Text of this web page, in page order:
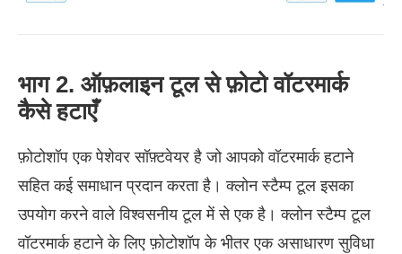
भाग 2. ऑफ़लाइन टूल से फ़ोटो वॉटरमार्क
कैसे हटाएँ
फ़ोटोशॉप एक पेशेवर सॉफ़्टवेयर है जो आपको वॉटरमार्क हटाने
सहित कई समाधान प्रदान करता है। क्लोन स्टैम्प टूल इसका
उपयोग करने वाले विश्वसनीय टूल में से एक है। क्लोन स्टैम्प टूल
वॉटरमार्क हटाने के लिए फ़ोटोशॉप के भीतर एक असाधारण सुविधा